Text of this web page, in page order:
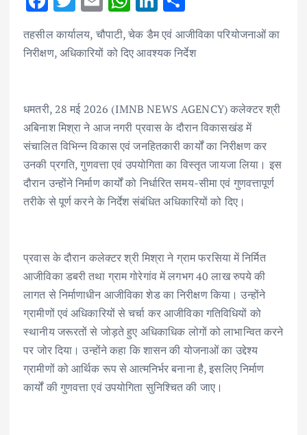
e
b
o
k
it
te
m
ai
h
at
s
p
p
n
k
e
n
h
ar
e
तहसील कार्यालय, चौपाटी, चेक डैम एवं आजीविका परियोजनाओं का
निरीक्षण, अधिकारियों को दिए आवश्यक निर्देश
धमतरी, 28 मई 2026 (IMNB NEWS AGENCY) कलेक्टर श्री
अबिनाश मिश्रा ने आज नगरी प्रवास के दौरान विकासखंड में
संचालित विभिन्न विकास एवं जनहितकारी कार्यों का निरीक्षण कर
उनकी प्रगति, गुणवत्ता एवं उपयोगिता का विस्तृत जायजा लिया। इस
दौरान उन्होंने निर्माण कार्यों को निर्धारित समय-सीमा एवं गुणवत्तापूर्ण
तरीके से पूर्ण करने के निर्देश संबंधित अधिकारियों को दिए।
प्रवास के दौरान कलेक्टर श्री मिश्रा ने ग्राम फरसिया में निर्मित
आजीविका डबरी तथा ग्राम गोरेगांव में लगभग 40 लाख रुपये की
लागत से निर्माणाधीन आजीविका शेड का निरीक्षण किया। उन्होंने
ग्रामीणों एवं अधिकारियों से चर्चा कर आजीविका गतिविधियों को
स्थानीय जरूरतों से जोड़ते हुए अधिकाधिक लोगों को लाभान्वित करने
पर जोर दिया। उन्होंने कहा कि शासन की योजनाओं का उद्देश्य
ग्रामीणों को आर्थिक रूप से आत्मनिर्भर बनाना है, इसलिए निर्माण
कार्यों की गुणवत्ता एवं उपयोगिता सुनिश्चित की जाए।